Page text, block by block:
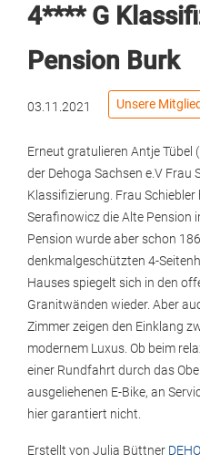
4**** G
Pension Burk
03.11.2021 Unsere
Erneut gratulieren Antje Tübel
der Dehoga Sachsen e.V Frau
Klassifizierung. Frau
Serafinowicz die Alte Pension
Pension wurde aber schon
denkmalgeschützten 4-
Hauses spiegelt sich in den
Granitwänden wieder. Aber
Zimmer zeigen den Einklang
modernem Luxus. Ob beim
einer Rundfahrt durch das
ausgeliehenen E-Bike, an
hier garantiert nicht.
Erstellt von Julia Büttner